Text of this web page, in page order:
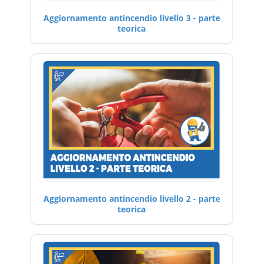
Aggiornamento antincendio livello 3 - parte
teorica
Aggiornamento antincendio livello 2 - parte
teorica